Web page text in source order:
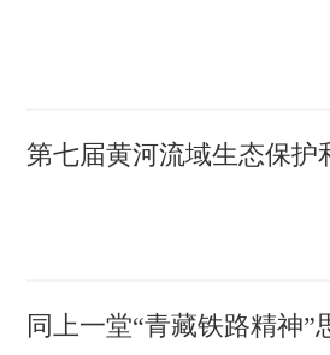
第七届黄河流域生态保
同上一堂“青藏铁路精神”